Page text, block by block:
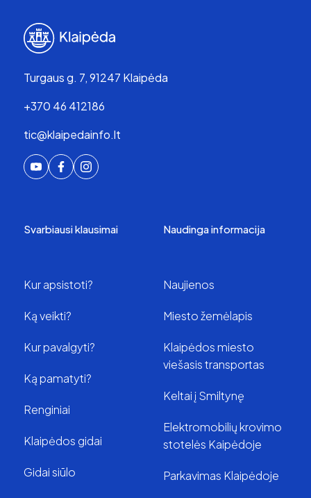
Turgaus g. 7, 91247 Klaipėda
+370 46 412186
tic@klaipedainfo.lt
Svarbiausi klausimai
Kur apsistoti?
Ką veikti?
Kur pavalgyti?
Ką pamatyti?
Renginiai
Klaipėdos gidai
Gidai siūlo
Naudinga informacija
Naujienos
Miesto žemėlapis
Klaipėdos miesto
viešasis transportas
Keltai į Smiltynę
Elektromobilių krovimo
stotelės Kaipėdoje
Parkavimas Klaipėdoje